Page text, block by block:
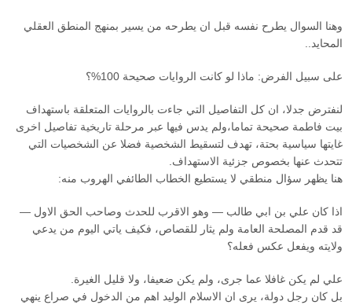
وهنا السوال يطرح نفسه قبل ان يطرحه من يسير بمنهج المنطق العقلي
المحايد..
على سبيل الفرض: ماذا لو كانت الروايات صحيحة 100%؟
لنفترض جدلا، ان كل التفاصيل التي جاءت بالروايات المتعلقة باستهداف
بيت فاطمة صحيحة تماما،ولم يدس فيها عبر مرحلة تاريخية تفاصيل اخرى
غايتها سياسية بحتة، تهدف لتسقيط الشخصية فضلا عن الشخصيات التي
تتحدث عنها بخصوص جزئية الاستهداف.
هنا يظهر سؤال منطقي لا يستطيع الخطاب الطائفي الهروب منه:
اذا كان علي بن ابي طالب — وهو الاقرب للحدث وصاحب الحق الاول —
قد قدم المصلحة العامة ولم يثار للقصاص، فكيف ياتي اليوم من يدعي
ولايته ويفعل عكس فعله؟
علي لم يكن غافلا عما جرى، ولم يكن ضعيفا، ولا قليل الغيرة.
بل كان رجل دولة، يرى ان الاسلام الوليد اهم من الدخول في صراع ينهي